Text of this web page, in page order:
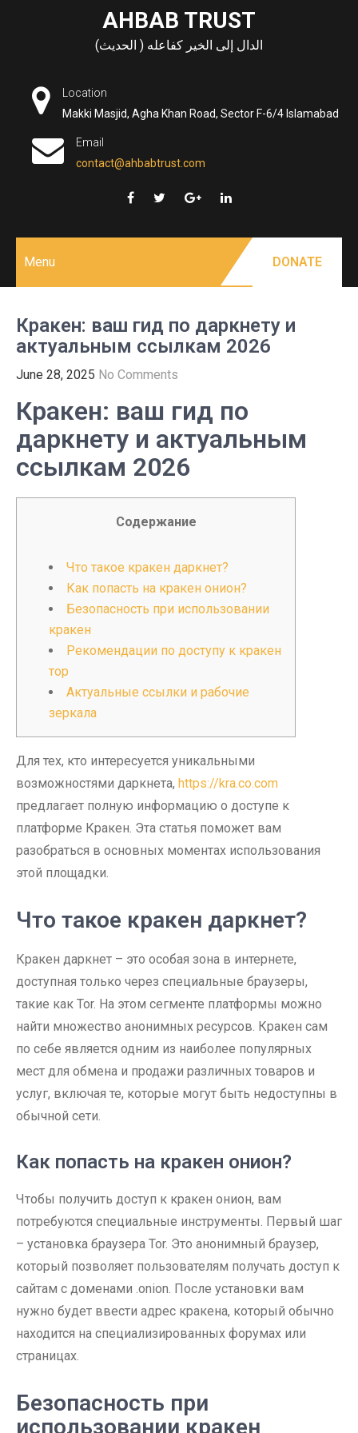
AHBAB TRUST
الدال إلى الخير كفاعله ( الحديث)
Location
Makki Masjid, Agha Khan Road, Sector F-6/4 Islamabad
Email
contact@ahbabtrust.com
Menu DONATE
Кракен: ваш гид по даркнету и
актуальным ссылкам 2026
June 28, 2025 No Comments
Кракен: ваш гид по
даркнету и актуальным
ссылкам 2026
Содержание
Что такое кракен даркнет?
Как попасть на кракен онион?
Безопасность при использовании
кракен
Рекомендации по доступу к кракен
тор
Актуальные ссылки и рабочие
зеркала
Для тех, кто интересуется уникальными
возможностями даркнета, https://kra.co.com
предлагает полную информацию о доступе к
платформе Кракен. Эта статья поможет вам
разобраться в основных моментах использования
этой площадки.
Что такое кракен даркнет?
Кракен даркнет – это особая зона в интернете,
доступная только через специальные браузеры,
такие как Tor. На этом сегменте платформы можно
найти множество анонимных ресурсов. Кракен сам
по себе является одним из наиболее популярных
мест для обмена и продажи различных товаров и
услуг, включая те, которые могут быть недоступны в
обычной сети.
Как попасть на кракен онион?
Чтобы получить доступ к кракен онион, вам
потребуются специальные инструменты. Первый шаг
– установка браузера Tor. Это анонимный браузер,
который позволяет пользователям получать доступ к
сайтам с доменами .onion. После установки вам
нужно будет ввести адрес кракена, который обычно
находится на специализированных форумах или
страницах.
Безопасность при
использовании кракен